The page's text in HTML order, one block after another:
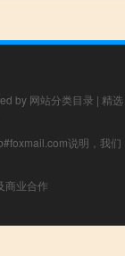
by 网站分类目录 | 精选
说明，我们
商业合作